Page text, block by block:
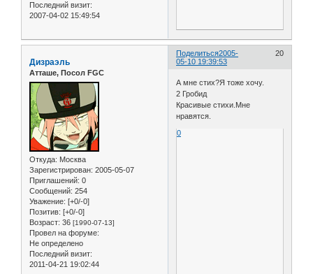
Последний визит:
2007-04-02 15:49:54
Поделиться 20
2005-
05-10 19:39:53
Дизраэль
Атташе, Посол FGC
Откуда: Москва
Зарегистрирован: 2005-05-07
Приглашений: 0
Сообщений: 254
Уважение: [+0/-0]
Позитив: [+0/-0]
Возраст: 36 [1990-07-13]
Провел на форуме:
Не определено
Последний визит:
2011-04-21 19:02:44
А мне стих?Я тоже хочу.
2 Гробид
Красивые стихи.Мне
нравятся.
0